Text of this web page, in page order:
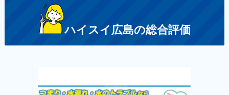
ハイスイ広島の総合評価